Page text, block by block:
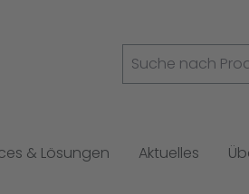
& Lösungen Aktuelles